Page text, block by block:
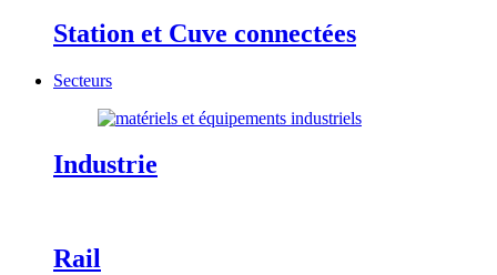
Station et Cuve connectées
Secteurs
Industrie
Rail